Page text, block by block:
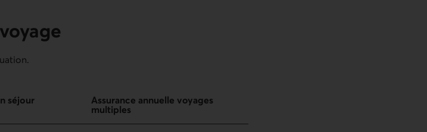
séjour
Assurance annuelle voyages
multiples